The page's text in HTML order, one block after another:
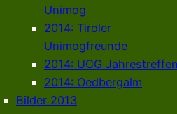
Unimog
2014: Tiroler
Unimogfreunde
2014: UCG
2014: Oedbergalm
Bilder 2013